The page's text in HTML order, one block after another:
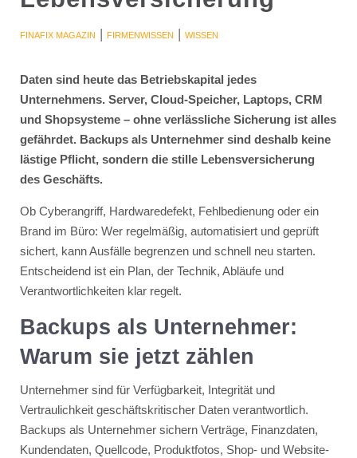
FINAFIX MAGAZIN | FIRMENWISSEN | WISSEN
Daten sind heute das Betriebskapital jedes
Unternehmens. Server, Cloud-Speicher, Laptops, CRM
und Shopsysteme – ohne verlässliche Sicherung ist alles
gefährdet. Backups als Unternehmer sind deshalb keine
lästige Pflicht, sondern die stille Lebensversicherung
des Geschäfts.
Ob Cyberangriff, Hardwaredefekt, Fehlbedienung oder ein
Brand im Büro: Wer regelmäßig, automatisiert und geprüft
sichert, kann Ausfälle begrenzen und schnell neu starten.
Entscheidend ist ein Plan, der Technik, Abläufe und
Verantwortlichkeiten klar regelt.
Backups als Unternehmer:
Warum sie jetzt zählen
Unternehmer sind für Verfügbarkeit, Integrität und
Vertraulichkeit geschäftskritischer Daten verantwortlich.
Backups als Unternehmer sichern Verträge, Finanzdaten,
Kundendaten, Quellcode, Produktfotos, Shop- und Website-